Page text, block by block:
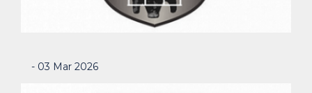
- 03 Mar 2026